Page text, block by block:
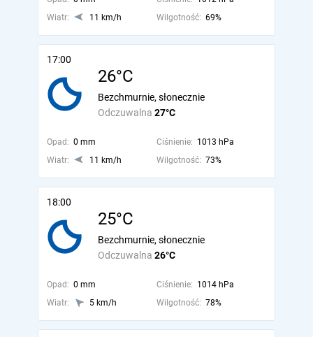
Wiatr:
11 km/h Wilgotność: 69%
17:00
26°C
Odczuwalna 27°C
Bezchmurnie, słonecznie
Opad: 0 mm Ciśnienie: 1013 hPa
Wiatr:
11 km/h Wilgotność: 73%
18:00
25°C
Odczuwalna 26°C
Bezchmurnie, słonecznie
Opad: 0 mm Ciśnienie: 1014 hPa
Wiatr:
5 km/h Wilgotność: 78%